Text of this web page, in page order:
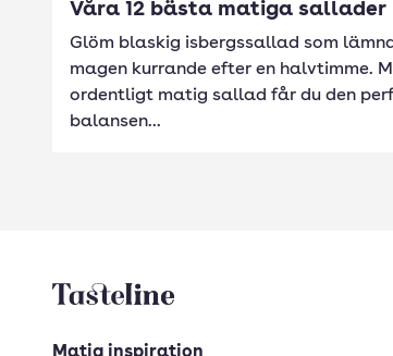
Våra 12 bästa matiga sallader
Glöm blaskig isbergssallad som
magen kurrande efter en halvtimme.
ordentligt matig sallad får du den
balansen...
Tasteline startsida